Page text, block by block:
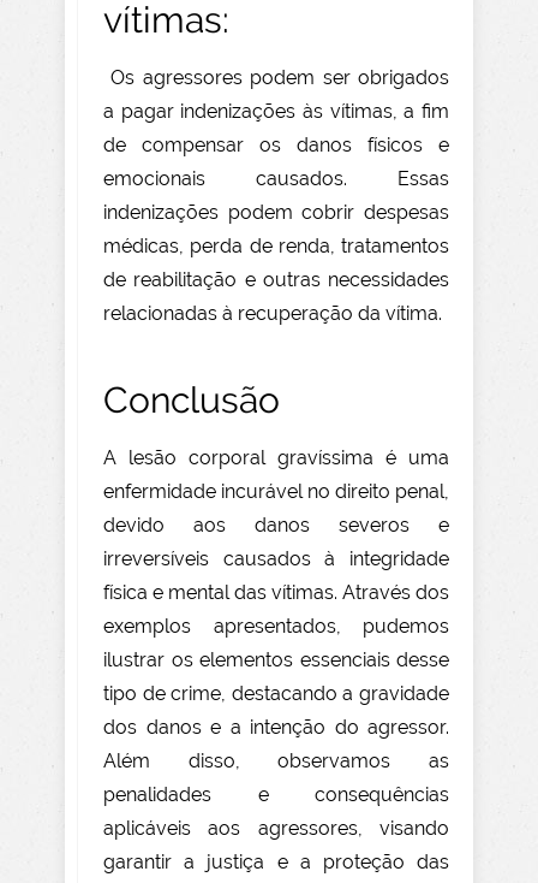
vítimas:
Os agressores podem ser obrigados
a pagar indenizações às vítimas, a fim
de compensar os danos físicos e
emocionais causados. Essas
indenizações podem cobrir despesas
médicas, perda de renda, tratamentos
de reabilitação e outras necessidades
relacionadas à recuperação da vítima.
Conclusão
A lesão corporal gravíssima é uma
enfermidade incurável no direito penal,
devido aos danos severos e
irreversíveis causados à integridade
física e mental das vítimas. Através dos
exemplos apresentados, pudemos
ilustrar os elementos essenciais desse
tipo de crime, destacando a gravidade
dos danos e a intenção do agressor.
Além disso, observamos as
penalidades e consequências
aplicáveis aos agressores, visando
garantir a justiça e a proteção das